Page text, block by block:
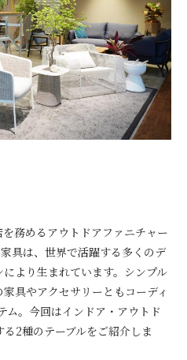
務めるアウトドアファニチャー
具は、世界で活躍する多くのデ
より生まれています。シンプル
具やアクセサリーともコーディ
。今回はインドア・アウトド
2種のテーブルをご紹介しま